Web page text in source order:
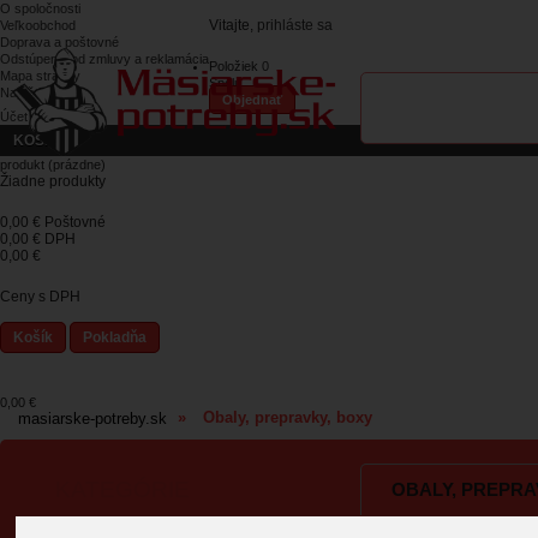
O spoločnosti
Veľkoobchod
Doprava a poštovné
Odstúpenie od zmluvy a reklamácia
Mapa stránky
Napíšte nám
Vitajte, prihláste sa
Položiek 0
Spolu
Objednať
Účet
KOŠÍK
produkt (prázdne)
Žiadne produkty
0,00 € Poštovné
0,00 € DPH
0,00 €
Ceny s DPH
Košík Pokladňa
0,00 €
masiarske-potreby.sk » Obaly, prepravky, boxy
OBALY,